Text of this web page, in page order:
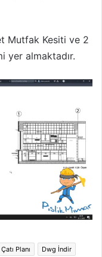
Mutfak Kesiti ve 2
yer almaktadır.
Planı
Dwg İndir